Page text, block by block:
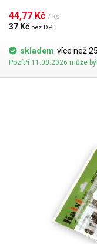
na svých místech v lepivé
44,77 Kč / ks
37 Kč bez DPH
skladem více než
Pozítří 11.08.2026 může